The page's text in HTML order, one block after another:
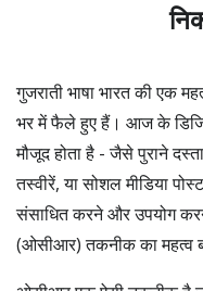
गुजराती भाषा भारत की एक
भर में फैले हुए हैं। आज के
मौजूद होता है - जैसे पुराने
तस्वीरें, या सोशल मीडिया
संसाधित करने और उपयोग
(ओसीआर) तकनीक का महत्व